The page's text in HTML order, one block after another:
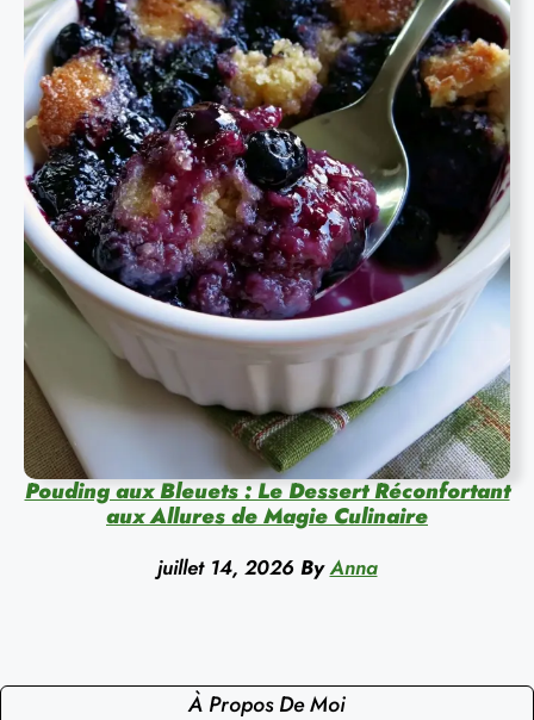
Pouding aux Bleuets : Le Dessert Réconfortant
aux Allures de Magie Culinaire
juillet 14, 2026 By Anna
À Propos De Moi